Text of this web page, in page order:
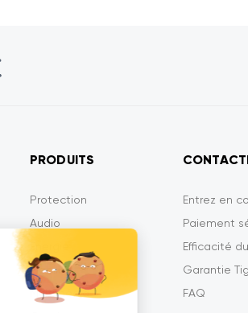
PRODUITS
Protection
Audio
Mobilité
Multimédia
Entrez en
Paiement
Efficacité
Garantie
FAQ